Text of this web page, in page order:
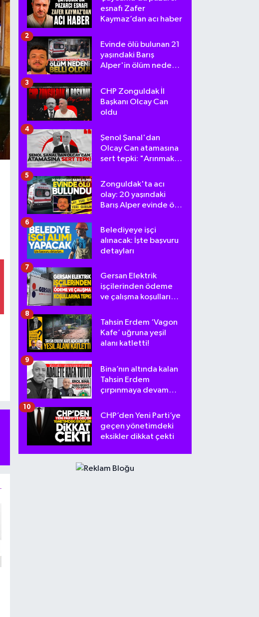
esnafı Zafer
Kaymaz’dan acı haber
Evinde ölü bulunan 21
yaşındaki Barış
Alper'in ölüm nedeni
2
CHP Zonguldak İl
Başkanı Olcay Can
oldu
3
Şenol Şanal'dan
Olcay Can atamasına
sert tepki: "Arınmak
gerek!"
4
Zonguldak'ta acı
olay: 20 yaşındaki
Barış Alper evinde ölü
5
Belediyeye işçi
alınacak: İşte başvuru
detayları
6
Gersan Elektrik
işçilerinden ödeme
ve çalışma koşullarına
7
Tahsin Erdem ‘Vagon
Kafe’ uğruna yeşil
alanı katletti!
8
Bina’nın altında kalan
Tahsin Erdem
çırpınmaya devam
9
CHP’den Yeni Parti’ye
geçen yönetimdeki
eksikler dikkat çekti
10